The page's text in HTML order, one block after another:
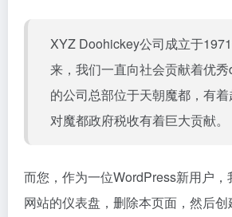
XYZ Doohickey公司成立于
来，我们一直向社会贡献着优
的公司总部位于天朝魔都，有着
对魔都政府税收有着巨大贡献。
而您，作为一位WordPress新用户，
网站的仪表盘 ，删除本页面，然后